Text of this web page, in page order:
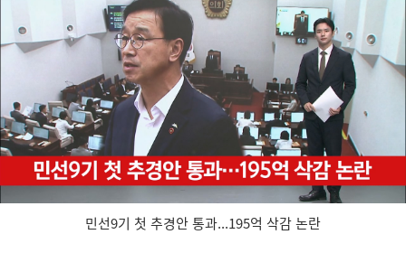
민선9기 첫 추경안 통과...195억 삭감 논란